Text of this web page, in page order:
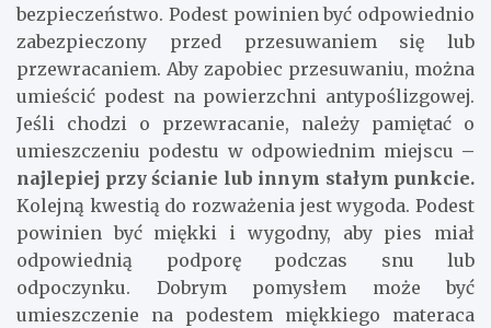
bezpieczeństwo. Podest powinien być odpowiednio
zabezpieczony przed przesuwaniem się lub
przewracaniem. Aby zapobiec przesuwaniu, można
umieścić podest na powierzchni antypoślizgowej.
Jeśli chodzi o przewracanie, należy pamiętać o
umieszczeniu podestu w odpowiednim miejscu –
najlepiej przy ścianie lub innym stałym punkcie.
Kolejną kwestią do rozważenia jest wygoda. Podest
powinien być miękki i wygodny, aby pies miał
odpowiednią podporę podczas snu lub
odpoczynku. Dobrym pomysłem może być
umieszczenie na podestem miękkiego materaca